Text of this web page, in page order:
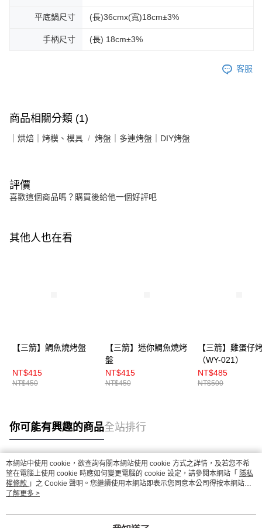
平底鍋尺寸 (長)36cmx(寬)18cm±3%
手柄尺寸 (長) 18cm±3%
客服
商品相關分類 (1)
｜烘焙｜烤模、模具 烤盤｜多連烤盤｜DIY烤盤
評價
喜歡這個商品嗎？購買後給他一個好評吧
其他人也在看
【三箭】鯛魚燒烤盤
NT$415
NT$450
【三箭】迷你鯛魚燒烤
盤
NT$415
NT$450
【三箭】雞蛋仔
（WY-021）
NT$485
NT$500
你可能有興趣的商品全站排行
熱門標籤
本網站中使用 cookie，欲查詢有關本網站使用 cookie 方式之詳情，及若您不希
望在電腦上使用 cookie 時應如何變更電腦的 cookie 設定，請參閱本網站「 隱私
權條款 」之 Cookie 聲明。您繼續使用本網站即表示您同意本公司得按本網站使
用條款之 Cookie 聲明使用 cookie。
了解更多 >